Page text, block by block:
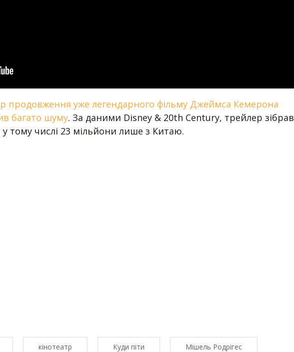
продовження уже легендарного фільму Джеймса Кемерона
багато шуму. За даними Disney & 20th Century, трейлер зібрав
у тому числі 23 мільйони лише з Китаю.
кінотеатр Куди піти Мішель Родрігес